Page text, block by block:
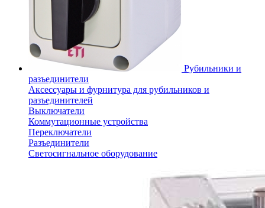
Рубильники и
разъединители
Аксессуары и фурнитура для рубильников и
разъединителей
Выключатели
Коммутационные устройства
Переключатели
Разъединители
Светосигнальное оборудование